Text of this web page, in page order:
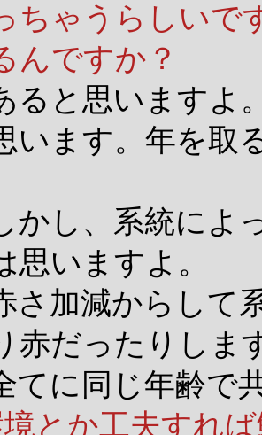
ちゃうらしいで
んですか？
と思いますよ
います。年を取
し、系統によ
思いますよ。
加減からして
赤だったりしま
に同じ年齢で
とか工夫すれ